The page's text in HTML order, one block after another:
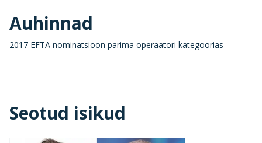
Auhinnad
2017 EFTA nominatsioon parima operaatori kategoorias
Seotud isikud